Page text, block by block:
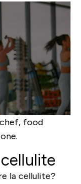
food
la cellulite?